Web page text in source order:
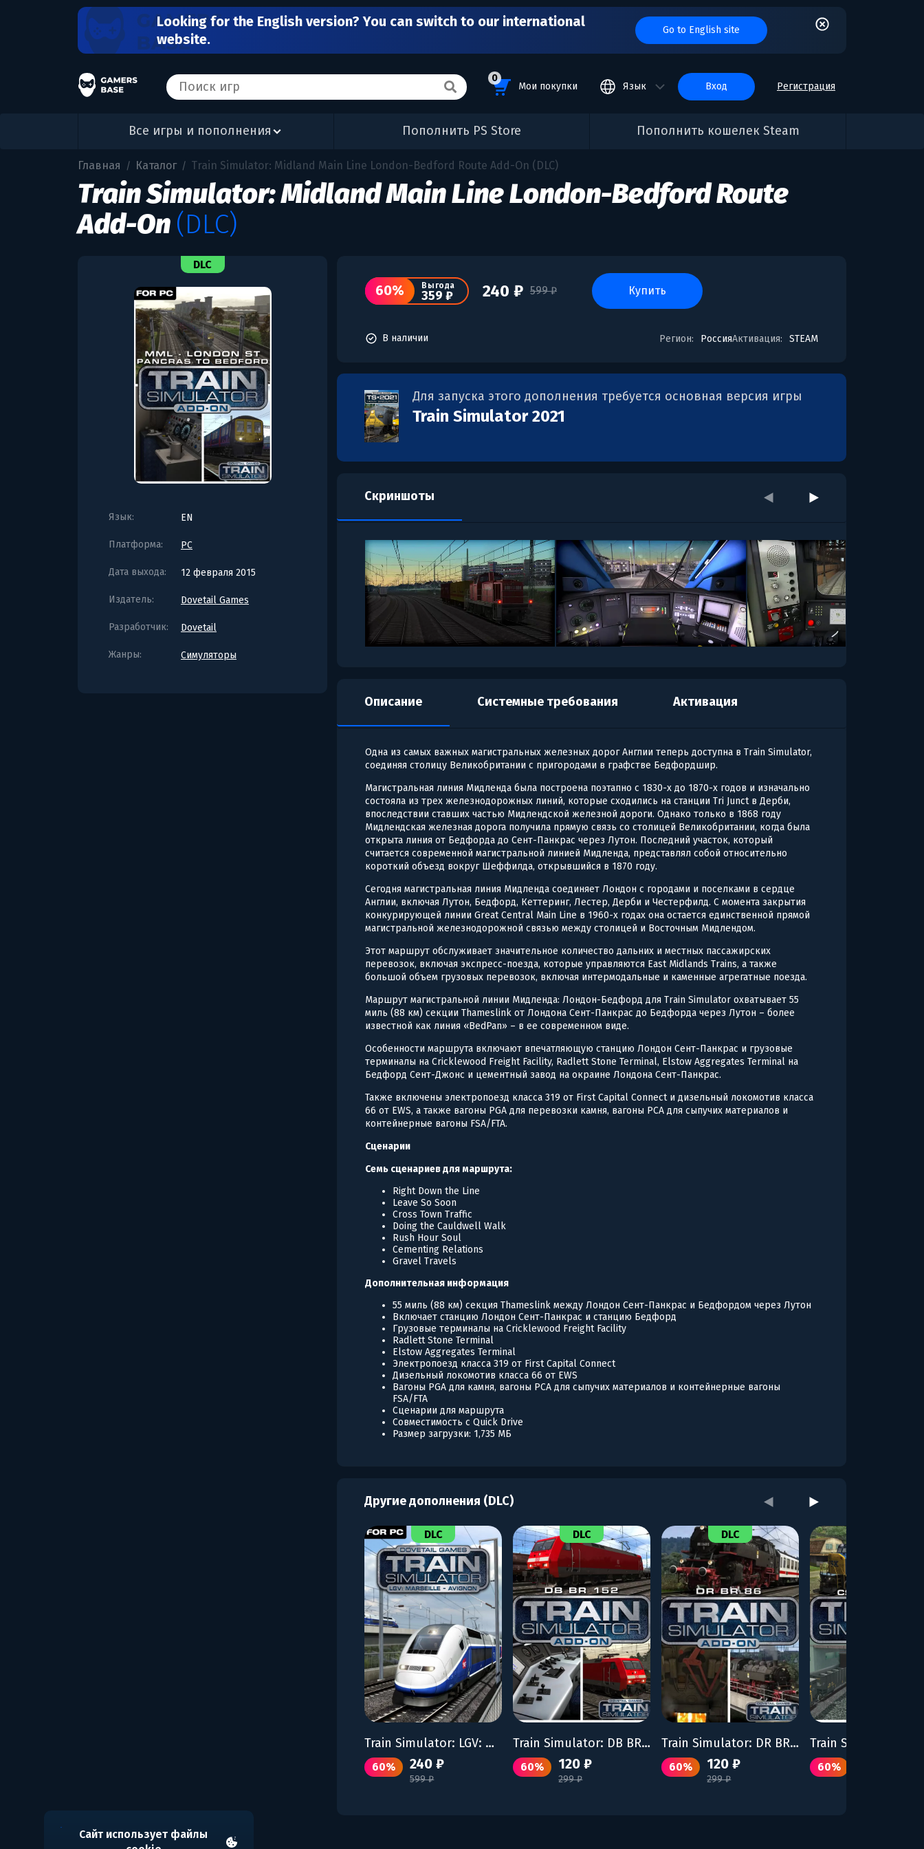
Looking for the English version? You can switch to our international
website.
Go to English site
0
Мои покупки Язык вход Регистрация
Все игры и пополнения Пополнить PS Store Пополнить кошелек Steam
Сайт использует файлы
Главная / Каталог / Train Simulator: Midland Main Line London-Bedford Route Add-On (DLC)
Train Simulator: Midland Main Line London-Bedford Route
Add-On (DLC)
DLC
Язык: EN
Платформа: PC
Дата выхода: 12 февраля 2015
Издатель: Dovetail Games
Разработчик: Dovetail
Жанры: Симуляторы
599 ₽
240 ₽
60% Выгода
359 ₽ купить
Регион: РоссияАктивация: STEAM
В наличии
Для запуска этого дополнения требуется основная версия игры
Train Simulator 2021
Скриншоты
Описание Системные требования Активация
Одна из самых важных магистральных железных дорог Англии теперь доступна в Train Simulator,
соединяя столицу Великобритании с пригородами в графстве Бедфордшир.
Магистральная линия Мидленда была построена поэтапно с 1830-х до 1870-х годов и изначально
состояла из трех железнодорожных линий, которые сходились на станции Tri Junct в Дерби,
впоследствии ставших частью Мидлендской железной дороги. Однако только в 1868 году
Мидлендская железная дорога получила прямую связь со столицей Великобритании, когда была
открыта линия от Бедфорда до Сент-Панкрас через Лутон. Последний участок, который
считается современной магистральной линией Мидленда, представлял собой относительно
короткий объезд вокруг Шеффилда, открывшийся в 1870 году.
Сегодня магистральная линия Мидленда соединяет Лондон с городами и поселками в сердце
Англии, включая Лутон, Бедфорд, Кеттеринг, Лестер, Дерби и Честерфилд. С момента закрытия
конкурирующей линии Great Central Main Line в 1960-х годах она остается единственной прямой
магистральной железнодорожной связью между столицей и Восточным Мидлендом.
Этот маршрут обслуживает значительное количество дальних и местных пассажирских
перевозок, включая экспресс-поезда, которые управляются East Midlands Trains, а также
большой объем грузовых перевозок, включая интермодальные и каменные агрегатные поезда.
Маршрут магистральной линии Мидленда: Лондон-Бедфорд для Train Simulator охватывает 55
миль (88 км) секции Thameslink от Лондона Сент-Панкрас до Бедфорда через Лутон – более
известной как линия «BedPan» – в ее современном виде.
Особенности маршрута включают впечатляющую станцию Лондон Сент-Панкрас и грузовые
терминалы на Cricklewood Freight Facility, Radlett Stone Terminal, Elstow Aggregates Terminal на
Бедфорд Сент-Джонс и цементный завод на окраине Лондона Сент-Панкрас.
Также включены электропоезд класса 319 от First Capital Connect и дизельный локомотив класса
66 от EWS, а также вагоны PGA для перевозки камня, вагоны PCA для сыпучих материалов и
контейнерные вагоны FSA/FTA.
Сценарии
Семь сценариев для маршрута:
Right Down the Line
Leave So Soon
Cross Town Traffic
Doing the Cauldwell Walk
Rush Hour Soul
Cementing Relations
Gravel Travels
Дополнительная информация
55 миль (88 км) секция Thameslink между Лондон Сент-Панкрас и Бедфордом через Лутон
Включает станцию Лондон Сент-Панкрас и станцию Бедфорд
Грузовые терминалы на Cricklewood Freight Facility
Radlett Stone Terminal
Elstow Aggregates Terminal
Электропоезд класса 319 от First Capital Connect
Дизельный локомотив класса 66 от EWS
Вагоны PGA для камня, вагоны PCA для сыпучих материалов и контейнерные вагоны
FSA/FTA
Сценарии для маршрута
Совместимость с Quick Drive
Размер загрузки: 1,735 МБ
Другие дополнения (DLC)
DLC
Train Simulator: LGV: Marseille - Avignon Route Add-On
60% 240 ₽
599 ₽
DLC
Train Simulator: DB BR 152 Loco Add-On
60% 120 ₽
299 ₽
DLC
Train Simulator: DR BR 86 Loco Add-On
60% 120 ₽
299 ₽
60%